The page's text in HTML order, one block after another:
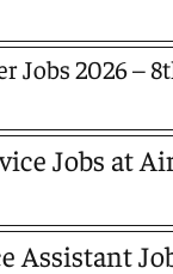
Jobs 2026 –
Jobs at
Assistant